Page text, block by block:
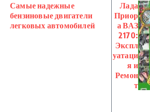
Самые надежные
бензиновые двигатели
легковых автомобилей
Лада
Приор
а ВАЗ
2170:
Экспл
уатаци
я и
Ремон
т